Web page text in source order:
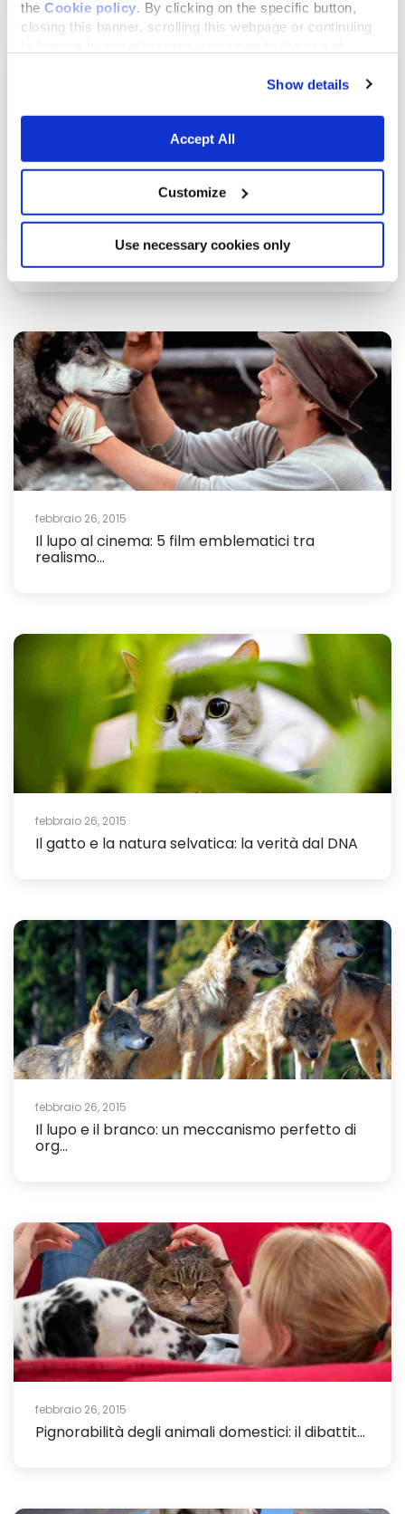
the Cookie policy . By clicking on the specific button,
closing this banner, scrolling this webpage or continuing
Show details
Accept All
Customize
Use necessary cookies only
Perché i lupi ululano? I significati del verso uti...
febbraio 26, 2015
Il lupo al cinema: 5 film emblematici tra
realismo...
febbraio 26, 2015
Il gatto e la natura selvatica: la verità dal DNA
febbraio 26, 2015
Il lupo e il branco: un meccanismo perfetto di
org...
febbraio 26, 2015
Pignorabilità degli animali domestici: il dibattit...